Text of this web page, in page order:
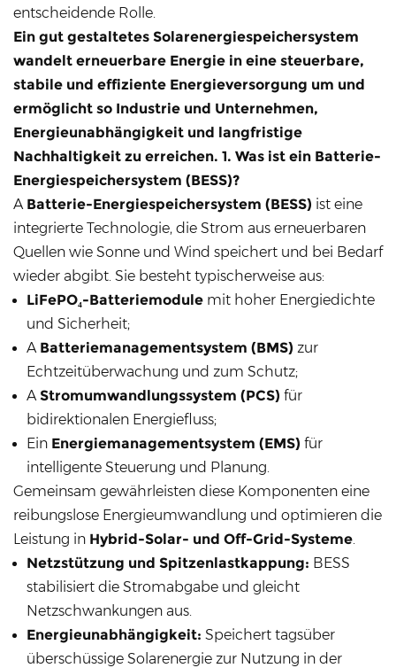
entscheidende Rolle.
Ein gut gestaltetes Solarenergiespeichersystem
wandelt erneuerbare Energie in eine steuerbare,
stabile und effiziente Energieversorgung um und
ermöglicht so Industrie und Unternehmen,
Energieunabhängigkeit und langfristige
Nachhaltigkeit zu erreichen. 1. Was ist ein Batterie-
Energiespeichersystem (BESS)?
A Batterie-Energiespeichersystem (BESS) ist eine
integrierte Technologie, die Strom aus erneuerbaren
Quellen wie Sonne und Wind speichert und bei Bedarf
wieder abgibt. Sie besteht typischerweise aus:
LiFePO₄-Batteriemodule mit hoher Energiedichte
und Sicherheit;
A Batteriemanagementsystem (BMS) zur
Echtzeitüberwachung und zum Schutz;
AStromumwandlungssystem (PCS) für
bidirektionalen Energiefluss;
Ein Energiemanagementsystem (EMS) für
intelligente Steuerung und Planung.
Gemeinsam gewährleisten diese Komponenten eine
reibungslose Energieumwandlung und optimieren die
Leistung in Hybrid-Solar- und Off-Grid-Systeme.
Netzstützung und Spitzenlastkappung: BESS
stabilisiert die Stromabgabe und gleicht
Netzschwankungen aus.
Energieunabhängigkeit: Speichert tagsüber
überschüssige Solarenergie zur Nutzung in der